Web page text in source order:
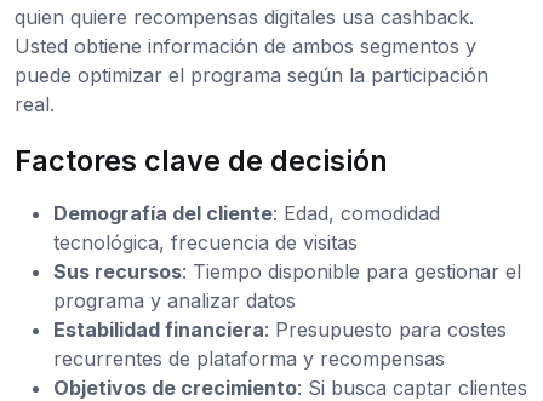
quien quiere recompensas digitales usa cashback.
Usted obtiene información de ambos segmentos y
puede optimizar el programa según la participación
real.
Factores clave de decisión
Demografía del cliente: Edad, comodidad
tecnológica, frecuencia de visitas
Sus recursos: Tiempo disponible para gestionar el
programa y analizar datos
Estabilidad financiera: Presupuesto para costes
recurrentes de plataforma y recompensas
Objetivos de crecimiento: Si busca captar clientes